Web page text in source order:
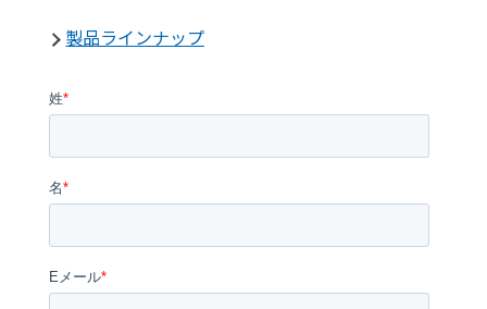
製品ラインナップ